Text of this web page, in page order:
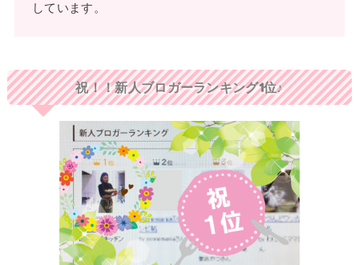
しています。
祝！！新人ブロガーランキング1位♪